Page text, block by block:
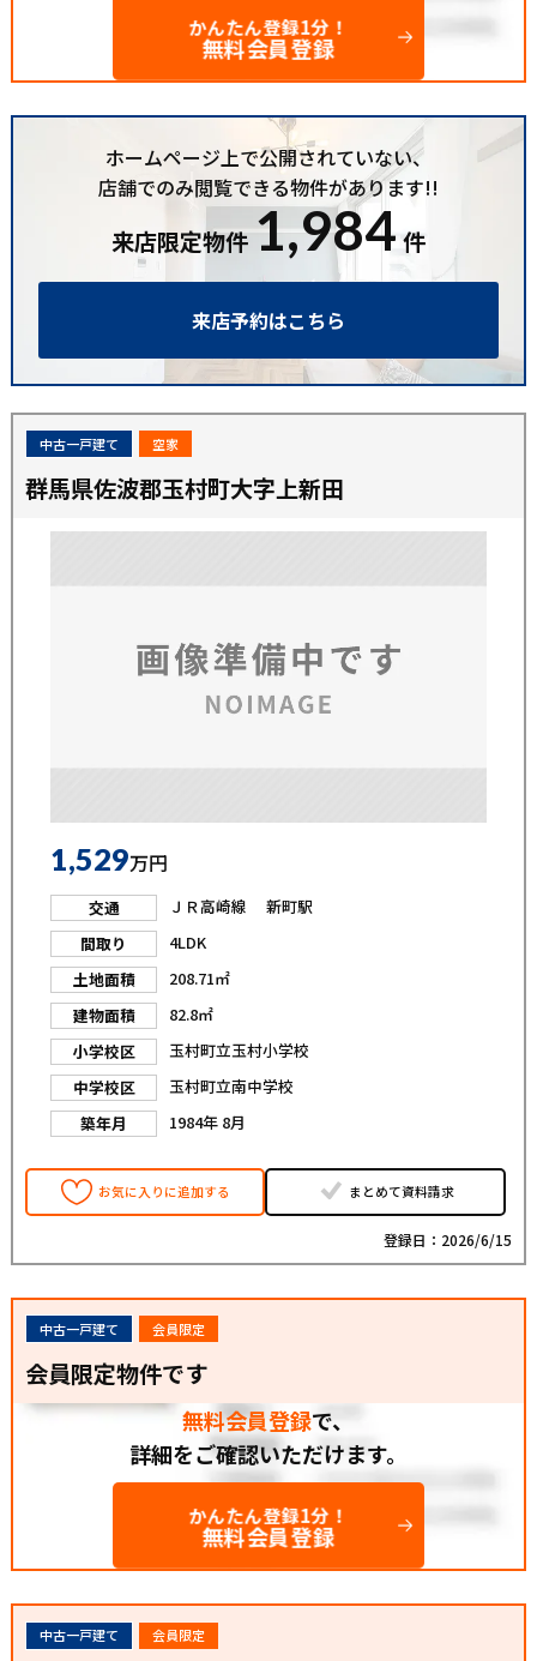
かんたん登録1分！
無料会員登録
ホームページ上で公開されていない、
店舗でのみ閲覧できる物件があります!!
来店限定物件 1,984 件
来店予約はこちら
中古一戸建て 空家
群馬県佐波郡玉村町大字上新田
1,529万円
交通
ＪＲ高崎線 新町駅
間取り
4LDK
土地面積
208.71㎡
建物面積
82.8㎡
小学校区
玉村町立玉村小学校
中学校区
玉村町立南中学校
築年月
1984年 8月
お気に入りに追加する まとめて資料請求
登録日：2026/6/15
中古一戸建て 会員限定
会員限定物件です
無料会員登録で、
詳細をご確認いただけます。
かんたん登録1分！
無料会員登録
中古一戸建て 会員限定